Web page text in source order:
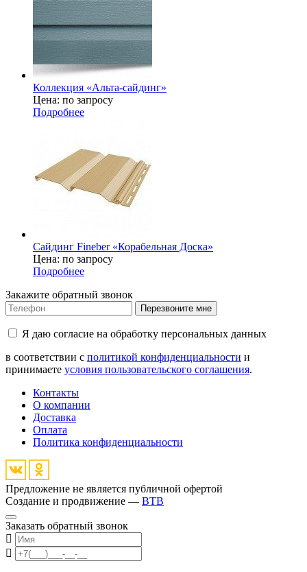
Коллекция «Альта-сайдинг»
Цена: по запросу
Подробнее
Сайдинг Fineber «Корабельная Доска»
Цена: по запросу
Подробнее
Закажите обратный звонок
Перезвоните мне
Я даю согласие на обработку персональных данных
в соответствии с политикой конфиденциальности и
принимаете условия пользовательского соглашения.
Контакты
О компании
Доставка
Оплата
Политика конфиденциальности
Предложение не является публичной офертой
Создание и продвижение — BTB
Заказать обратный звонок